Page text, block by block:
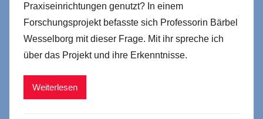
Praxiseinrichtungen genutzt? In einem
Forschungsprojekt befasste sich Professorin Bärbel
Wesselborg mit dieser Frage. Mit ihr spreche ich
über das Projekt und ihre Erkenntnisse.
Weiterlesen